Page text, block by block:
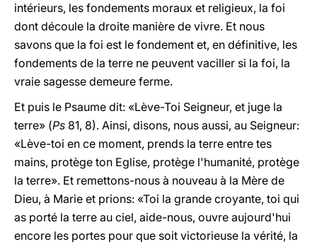
intérieurs, les fondements moraux et religieux, la foi
dont découle la droite manière de vivre. Et nous
savons que la foi est le fondement et, en définitive, les
fondements de la terre ne peuvent vaciller si la foi, la
vraie sagesse demeure ferme.
Et puis le Psaume dit: «Lève-Toi Seigneur, et juge la
terre» (Ps 81, 8). Ainsi, disons, nous aussi, au Seigneur:
«Lève-toi en ce moment, prends la terre entre tes
mains, protège ton Eglise, protège l'humanité, protège
la terre». Et remettons-nous à nouveau à la Mère de
Dieu, à Marie et prions: «Toi la grande croyante, toi qui
as porté la terre au ciel, aide-nous, ouvre aujourd'hui
encore les portes pour que soit victorieuse la vérité, la